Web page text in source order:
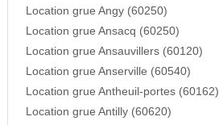
Location grue Angy (60250)
Location grue Ansacq (60250)
Location grue Ansauvillers (60120)
Location grue Anserville (60540)
Location grue Antheuil-portes (60162)
Location grue Antilly (60620)